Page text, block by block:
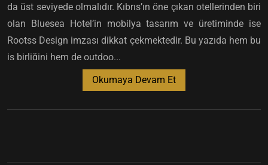
da üst seviyede olmalıdır. Kıbrıs’ın öne çıkan otellerinden biri
olan Bluesea Hotel’in mobilya tasarım ve üretiminde ise
Rootss Design imzası dikkat çekmektedir. Bu yazıda hem bu
iş birliğini hem de outdoo...
Okumaya Devam Et